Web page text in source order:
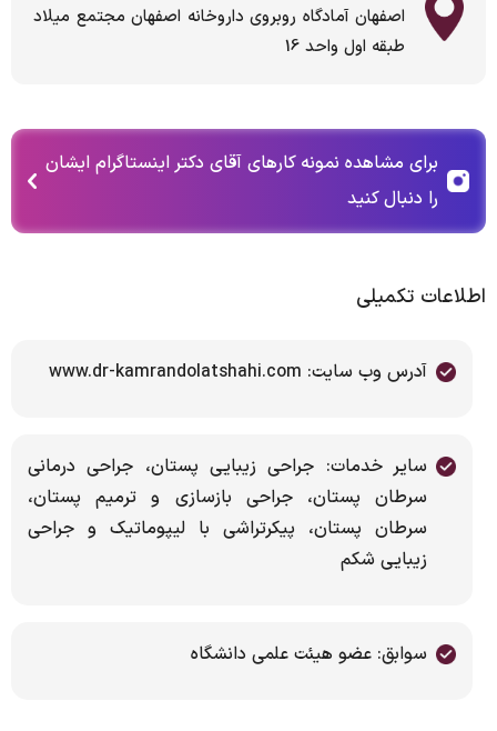
اصفهان آمادگاه روبروی داروخانه اصفهان مجتمع میلاد
طبقه اول واحد 16
برای مشاهده نمونه کارهای آقای دکتر اینستاگرام ایشان
را دنبال کنید
اطلاعات تکمیلی
آدرس وب سایت: www.dr-kamrandolatshahi.com
سایر خدمات: جراحی زیبایی پستان، جراحی درمانی
سرطان پستان، جراحی بازسازی و ترمیم پستان،
سرطان پستان، پیکرتراشی با لیپوماتیک و جراحی
زیبایی شکم
سوابق: عضو هیئت علمی دانشگاه